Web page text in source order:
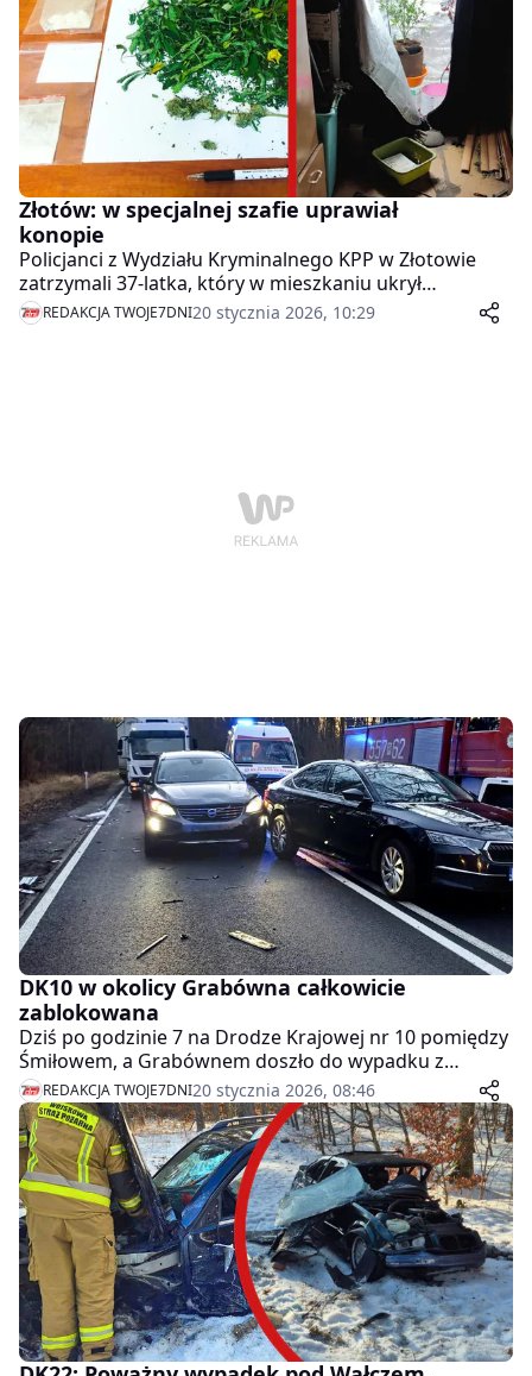
Złotów: w specjalnej szafie uprawiał
konopie
Policjanci z Wydziału Kryminalnego KPP w Złotowie
zatrzymali 37-latka, który w mieszkaniu ukrył
narkotyki, a w specjalnie przygotowanej szafie
namiotowej uprawiał konopie indyjskie.
REDAKCJA TWOJE7DNI20 stycznia 2026, 10:29
DK10 w okolicy Grabówna całkowicie
zablokowana
Dziś po godzinie 7 na Drodze Krajowej nr 10 pomiędzy
Śmiłowem, a Grabównem doszło do wypadku z
udziałem 3 pojazdów. Droga została całkowicie
zablokowana.
REDAKCJA TWOJE7DNI20 stycznia 2026, 08:46